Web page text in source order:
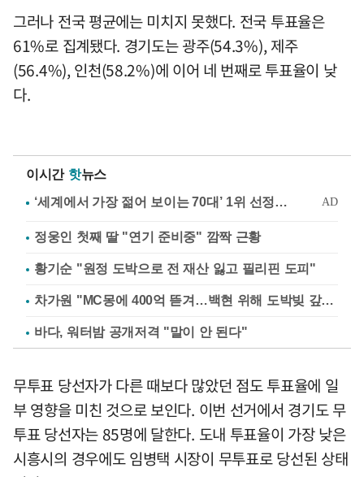
그러나 전국 평균에는 미치지 못했다. 전국 투표율은
61%로 집계됐다. 경기도는 광주(54.3%), 제주
(56.4%), 인천(58.2%)에 이어 네 번째로 투표율이 낮
다.
이시간 핫뉴스
정웅인 첫째 딸 "연기 준비중" 깜짝 근황
황기순 "원정 도박으로 전 재산 잃고 필리핀 도피"
차가원 "MC몽에 400억 뜯겨…백현 위해 도박빚 갚아줘"
바다, 워터밤 공개저격 "말이 안 된다"
무투표 당선자가 다른 때보다 많았던 점도 투표율에 일
부 영향을 미친 것으로 보인다. 이번 선거에서 경기도 무
투표 당선자는 85명에 달한다. 도내 투표율이 가장 낮은
시흥시의 경우에도 임병택 시장이 무투표로 당선된 상태